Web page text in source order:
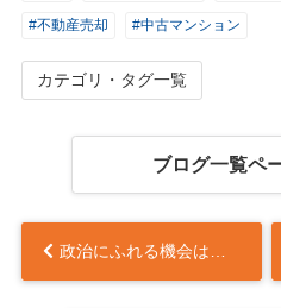
#不動産売却 #中古マンション
カテゴリ・タグ一覧
ブログ一覧ペ